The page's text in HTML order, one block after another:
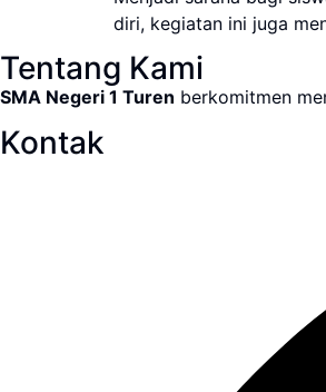
diri, kegiatan ini juga
Tentang Kami
SMA Negeri 1 Turen berkomitmen
Kontak